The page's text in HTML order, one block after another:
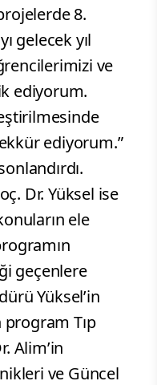
8.
gelecek yıl
ve
ediyorum.
ediyorum.”
Dr. Yüksel ise
ele
geçenlere
Yüksel’in
program Tıp
Alim’in
ve Güncel